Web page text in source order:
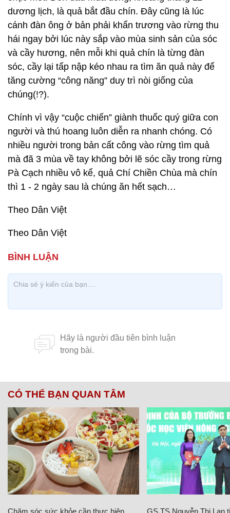
dương lịch, là quả bắt đầu chín. Đây cũng là lúc
cánh đàn ông ở bản phải khẩn trương vào rừng thu
hái ngay bởi lúc này sắp vào mùa sinh sản của sóc
và cầy hương, nên mỗi khi quả chín là từng đàn
sóc, cầy lại tấp nập kéo nhau ra tìm ăn quả này để
tăng cường “công năng” duy trì nòi giống của
chúng(!?).
Chính vì vậy “cuộc chiến” giành thuốc quý giữa con
người và thú hoang luôn diễn ra nhanh chóng. Có
nhiều người trong bản cất công vào rừng tìm quả
mà đã 3 mùa về tay không bởi lẽ sóc cầy trong rừng
Pà Cạch nhiều vô kể, quả Chí Chiền Chùa mà chín
thì 1 - 2 ngày sau là chúng ăn hết sạch…
Theo Dân Việt
Theo Dân Việt
CÓ THỂ BẠN QUAN TÂM